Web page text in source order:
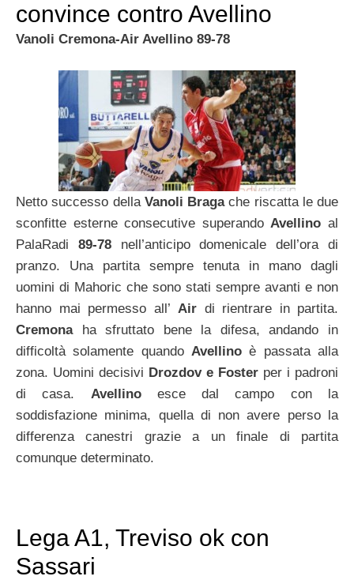
convince contro Avellino
Vanoli Cremona-Air Avellino 89-78
Netto successo della Vanoli Bragache riscatta le due
sconfitte esterne consecutive superando Avellino al
PalaRadi 89-78 nell’anticipo domenicale dell’ora di
pranzo. Una partita sempre tenuta in mano dagli
uomini di Mahoric che sono stati sempre avanti e non
hanno mai permesso all’ Air di rientrare in partita.
Cremona ha sfruttato bene la difesa, andando in
difficoltà solamente quando Avellinoè passata alla
zona. Uomini decisivi Drozdov e Foster per i padroni
di casa. Avellinoesce dal campo con la
soddisfazione minima, quella di non avere perso la
differenza canestri grazie a un finale di partita
comunque determinato.
Lega A1, Treviso ok con
Sassari